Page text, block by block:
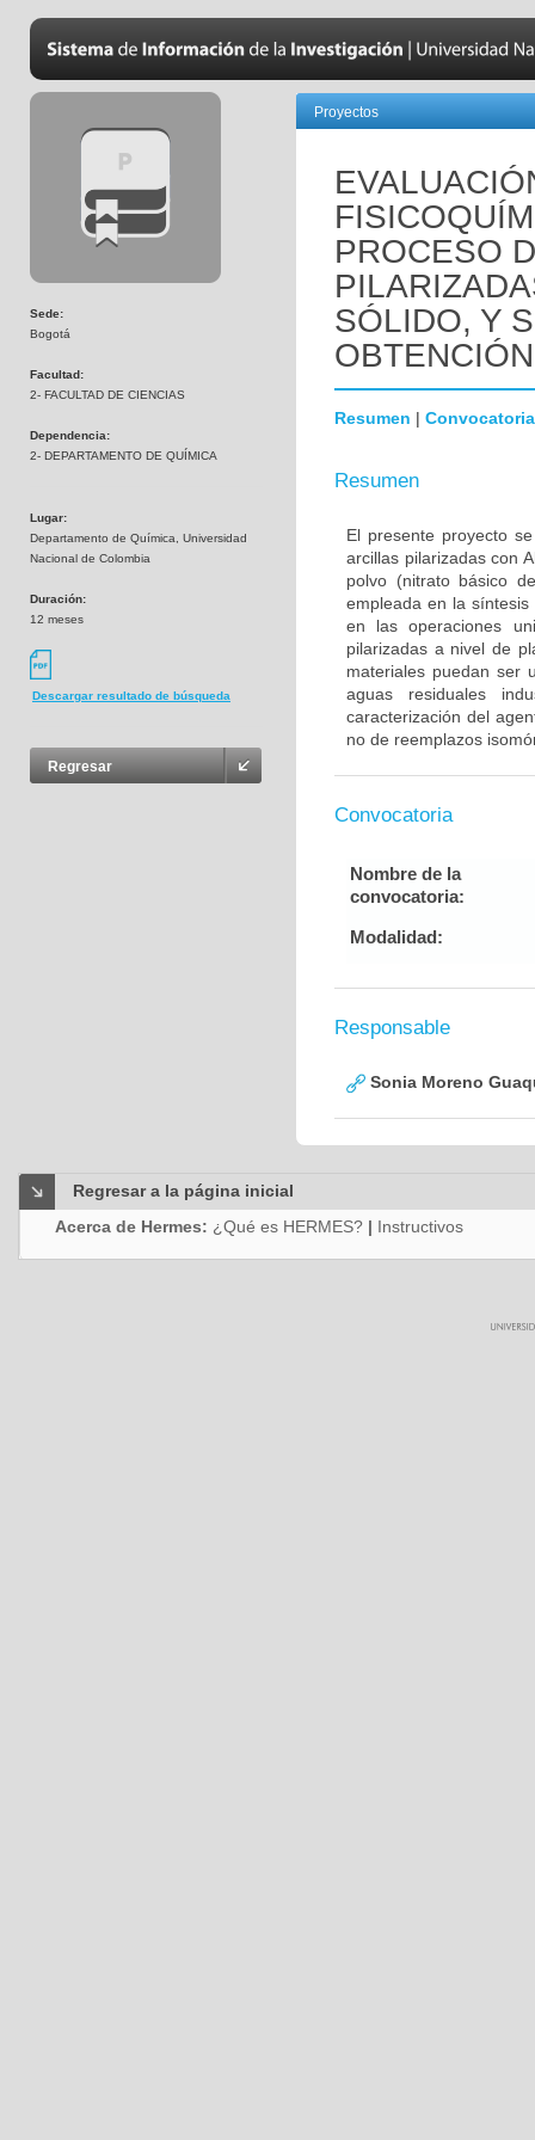
Sede:
Bogotá
Facultad:
2- FACULTAD DE CIENCIAS
Dependencia:
2- DEPARTAMENTO DE QUÍMICA
Lugar:
Departamento de Química, Universidad
Nacional de Colombia
Duración:
12 meses
Descargar resultado de búsqueda
Regresar
Proyectos
PROCESO
SÓLIDO, Y
Resumen | Convocatoria
Resumen
El presente proyecto
arcillas pilarizadas con
polvo (nitrato básico
empleada en la
en las operaciones
pilarizadas a nivel de
materiales puedan ser
aguas residuales
caracterización del
no de reemplazos
Convocatoria
Nombre de la
convocatoria:
Modalidad:
Responsable
Sonia Moreno
Regresar a la página inicial
Acerca de Hermes: ¿Qué es HERMES? | Instructivos